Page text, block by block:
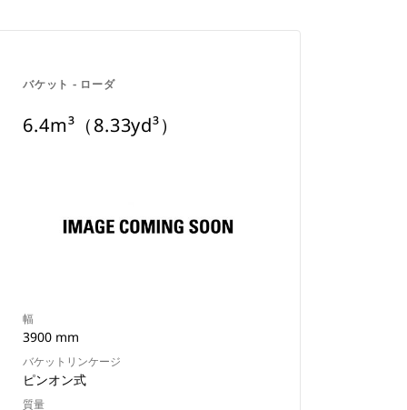
バケット - ローダ
6.4m³（8.33yd³）
幅
3900 mm
バケットリンケージ
ピンオン式
質量